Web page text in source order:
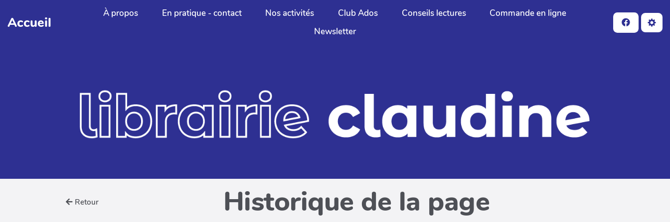
Aller au contenu principal
Accueil
À propos En pratique - contact Nos activités Club Ados Conseils lectures
Commande en ligne
Newsletter
Retour Historique de la page